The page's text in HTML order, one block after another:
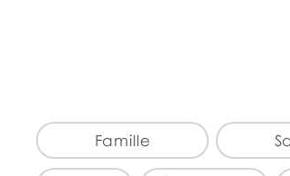
Famille